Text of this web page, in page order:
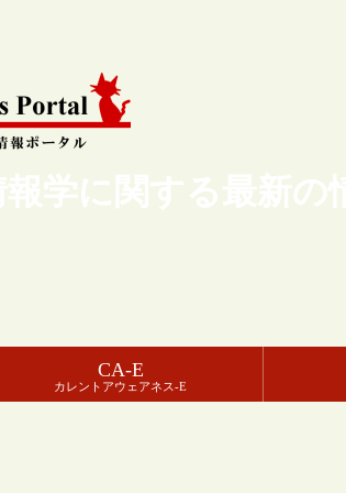
報学に関する最新
CA-E
カレントアウェアネス-E